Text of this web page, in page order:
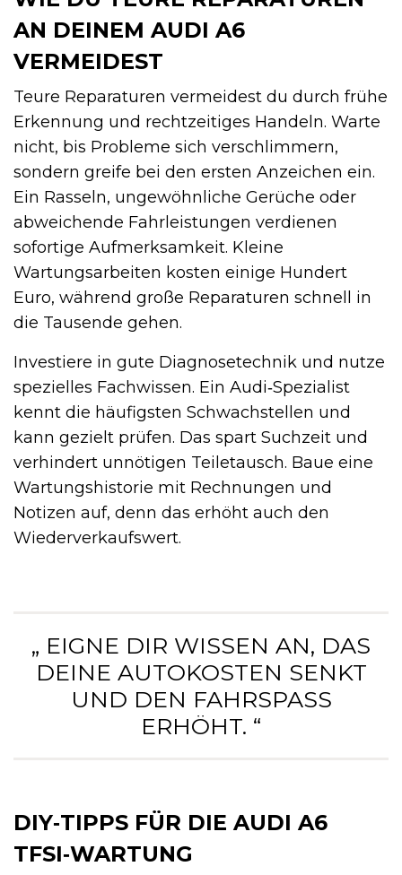
AN DEINEM AUDI A6
VERMEIDEST
Teure Reparaturen vermeidest du durch frühe
Erkennung und rechtzeitiges Handeln. Warte
nicht, bis Probleme sich verschlimmern,
sondern greife bei den ersten Anzeichen ein.
Ein Rasseln, ungewöhnliche Gerüche oder
abweichende Fahrleistungen verdienen
sofortige Aufmerksamkeit. Kleine
Wartungsarbeiten kosten einige Hundert
Euro, während große Reparaturen schnell in
die Tausende gehen.
Investiere in gute Diagnosetechnik und nutze
spezielles Fachwissen. Ein Audi‑Spezialist
kennt die häufigsten Schwachstellen und
kann gezielt prüfen. Das spart Suchzeit und
verhindert unnötigen Teiletausch. Baue eine
Wartungshistorie mit Rechnungen und
Notizen auf, denn das erhöht auch den
Wiederverkaufswert.
„ EIGNE DIR WISSEN AN, DAS
DEINE AUTOKOSTEN SENKT
UND DEN FAHRSPASS E
RHÖHT. “
DIY‑TIPPS FÜR DIE AUDI A6
TFSI‑WARTUNG